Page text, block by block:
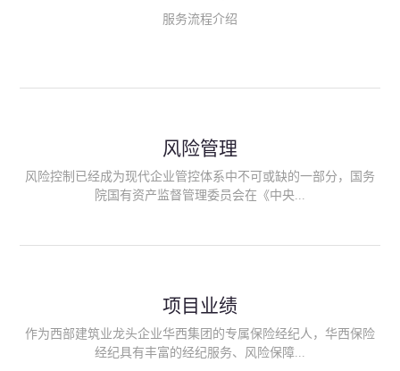
人责任险、首台套/首版次保险、科技保险等）；（三）传统财产
险产品；（六）保险招投标业务。随着业务的开展，华西经纪会
供专业、优质的保险经纪服务。
服务流程介绍
风险管理
风险控制已经成为现代企业管控体系中不可或缺的一部分，国务
院国有资产监督管理委员会在《中央...
能够为客户降低风险管理成本，提高经营效率；能够为企业提供
从风险评估、风险分析、风险防范、风险转移到灾后防损、索赔
等全方位、全过程、专家式的服务，拓展和深化由保险公司提供
项目业绩
作为西部建筑业龙头企业华西集团的专属保险经纪人，华西保险
经纪具有丰富的经纪服务、风险保障...